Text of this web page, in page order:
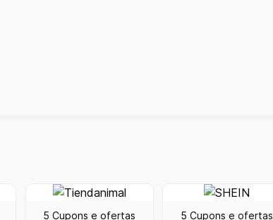
5 Cupons e ofertas
5 Cupons e ofertas